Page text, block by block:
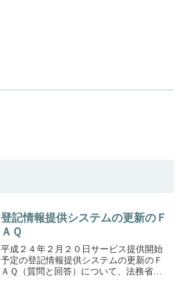
登記情報提供システムの更新のＦ
ＡＱ
平成２４年２月２０日サービス提供開始
予定の登記情報提供システムの更新のＦ
ＡＱ（質問と回答）について、法務省ホ